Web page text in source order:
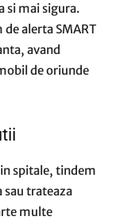
si mai sigura.
alerta SMART
avand
de oriunde
spitale, tindem
sau trateaza
multe